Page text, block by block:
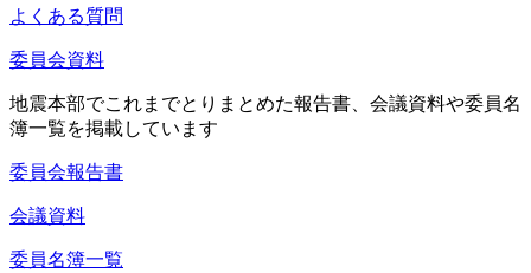
よくある質問
委員会資料
地震本部でこれまでとりまとめた報告書、会議資料や委員名
簿一覧を掲載しています
委員会報告書
会議資料
委員名簿一覧